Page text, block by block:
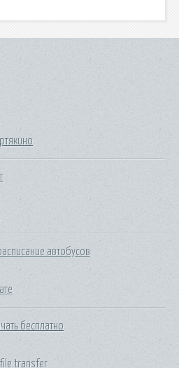
автобусов
бесплатно
file transfer